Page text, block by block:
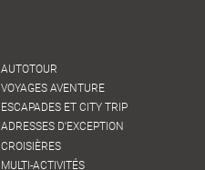
AUTOTOUR
VOYAGES AVENTURE
ESCAPADES ET CITY TRIP
ADRESSES D'EXCEPTION
CROISIÈRES
MULTI-ACTIVITÉS